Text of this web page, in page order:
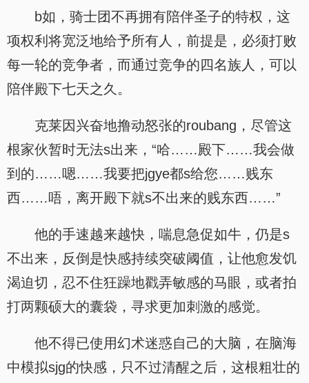
b如，骑士团不再拥有陪伴圣子的特权，这
项权利将宽泛地给予所有人，前提是，必须打败
每一轮的竞争者，而通过竞争的四名族人，可以
陪伴殿下七天之久。
克莱因兴奋地撸动怒张的roubang，尽管这
根家伙暂时无法s出来，“哈……殿下……我会做
到的……嗯……我要把jgye都s给您……贱东
西……唔，离开殿下就s不出来的贱东西……”
他的手速越来越快，喘息急促如牛，仍是s
不出来，反倒是快感持续突破阈值，让他愈发饥
渴迫切，忍不住狂躁地戳弄敏感的马眼，或者拍
打两颗硕大的囊袋，寻求更加刺激的感觉。
他不得已使用幻术迷惑自己的大脑，在脑海
中模拟sjg的快感，只不过清醒之后，这根粗壮的